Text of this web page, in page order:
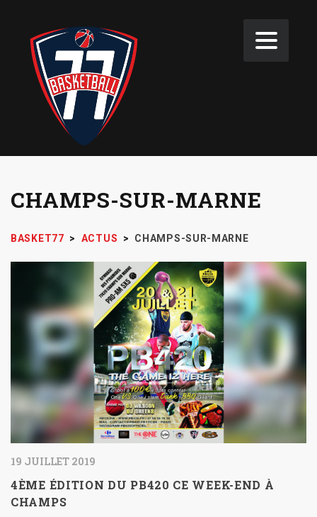
CHAMPS-SUR-MARNE
BASKET77 > ACTUS > CHAMPS-SUR-MARNE
19 JUILLET 2019
4ÈME ÉDITION DU PB420 CE WEEK-END À
CHAMPS